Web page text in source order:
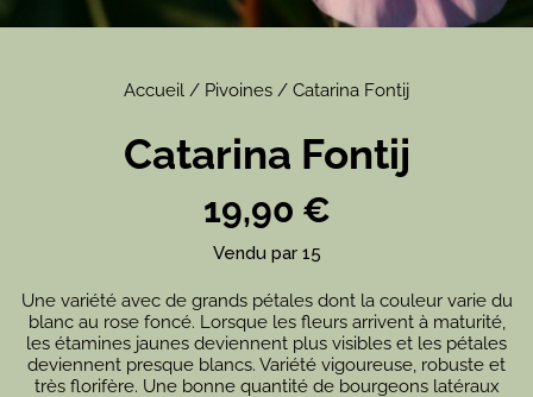
Accueil / Pivoines / Catarina Fontij
Catarina Fontij
19,90 €
Vendu par 15
Une variété avec de grands pétales dont la couleur varie du
blanc au rose foncé. Lorsque les fleurs arrivent à maturité,
les étamines jaunes deviennent plus visibles et les pétales
deviennent presque blancs. Variété vigoureuse, robuste et
très florifère. Une bonne quantité de bourgeons latéraux